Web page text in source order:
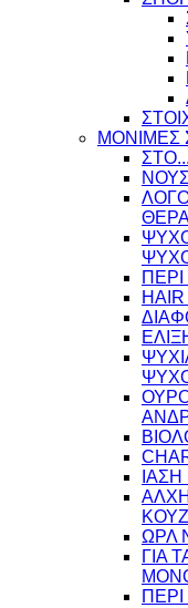
ΜΟΝΙΜΕΣ
ΩΡΛ
ΓΙΑ